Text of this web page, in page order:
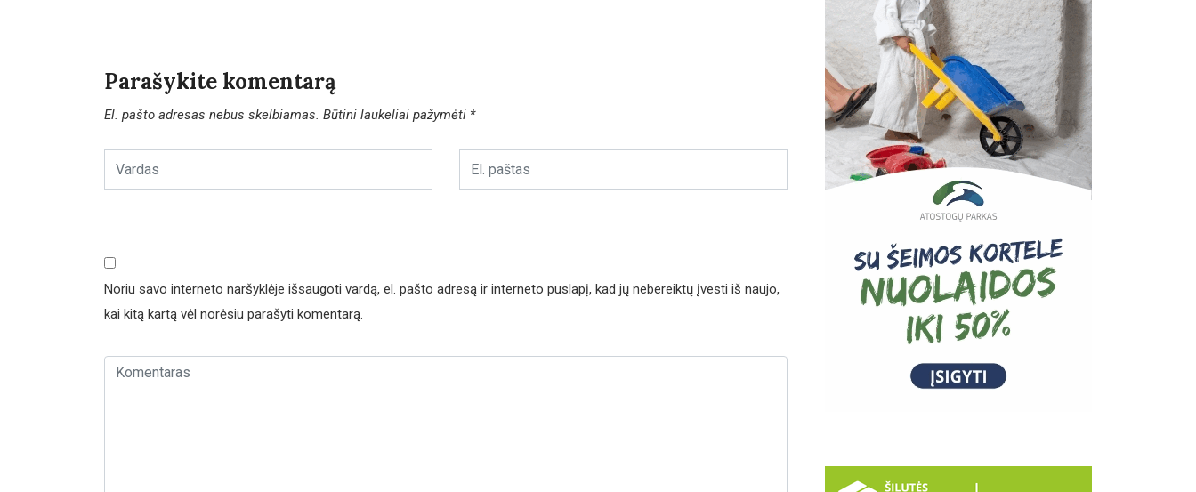
Parašykite komentarą
El. pašto adresas nebus skelbiamas. Būtini laukeliai pažymėti *
Noriu savo interneto naršyklėje išsaugoti vardą, el. pašto adresą ir interneto puslapį, kad jų nebereiktų įvesti iš naujo,
kai kitą kartą vėl norėsiu parašyti komentarą.